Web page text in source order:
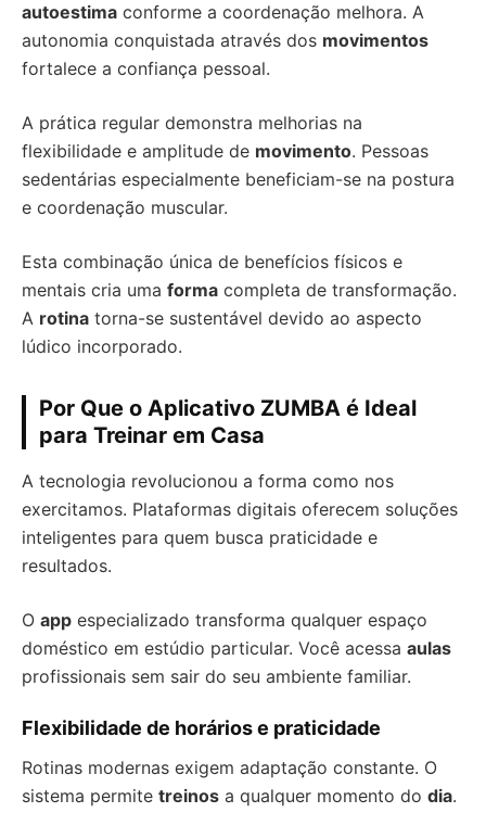
autoestima conforme a coordenação melhora. A
autonomia conquistada através dos movimentos
fortalece a confiança pessoal.
A prática regular demonstra melhorias na
flexibilidade e amplitude de movimento. Pessoas
sedentárias especialmente beneficiam-se na postura
e coordenação muscular.
Esta combinação única de benefícios físicos e
mentais cria uma forma completa de transformação.
A rotina torna-se sustentável devido ao aspecto
lúdico incorporado.
Por Que o Aplicativo ZUMBA é Ideal
para Treinar em Casa
A tecnologia revolucionou a forma como nos
exercitamos. Plataformas digitais oferecem soluções
inteligentes para quem busca praticidade e
resultados.
O app especializado transforma qualquer espaço
doméstico em estúdio particular. Você acessa aulas
profissionais sem sair do seu ambiente familiar.
Flexibilidade de horários e praticidade
Rotinas modernas exigem adaptação constante. O
sistema permite treinos a qualquer momento do dia.